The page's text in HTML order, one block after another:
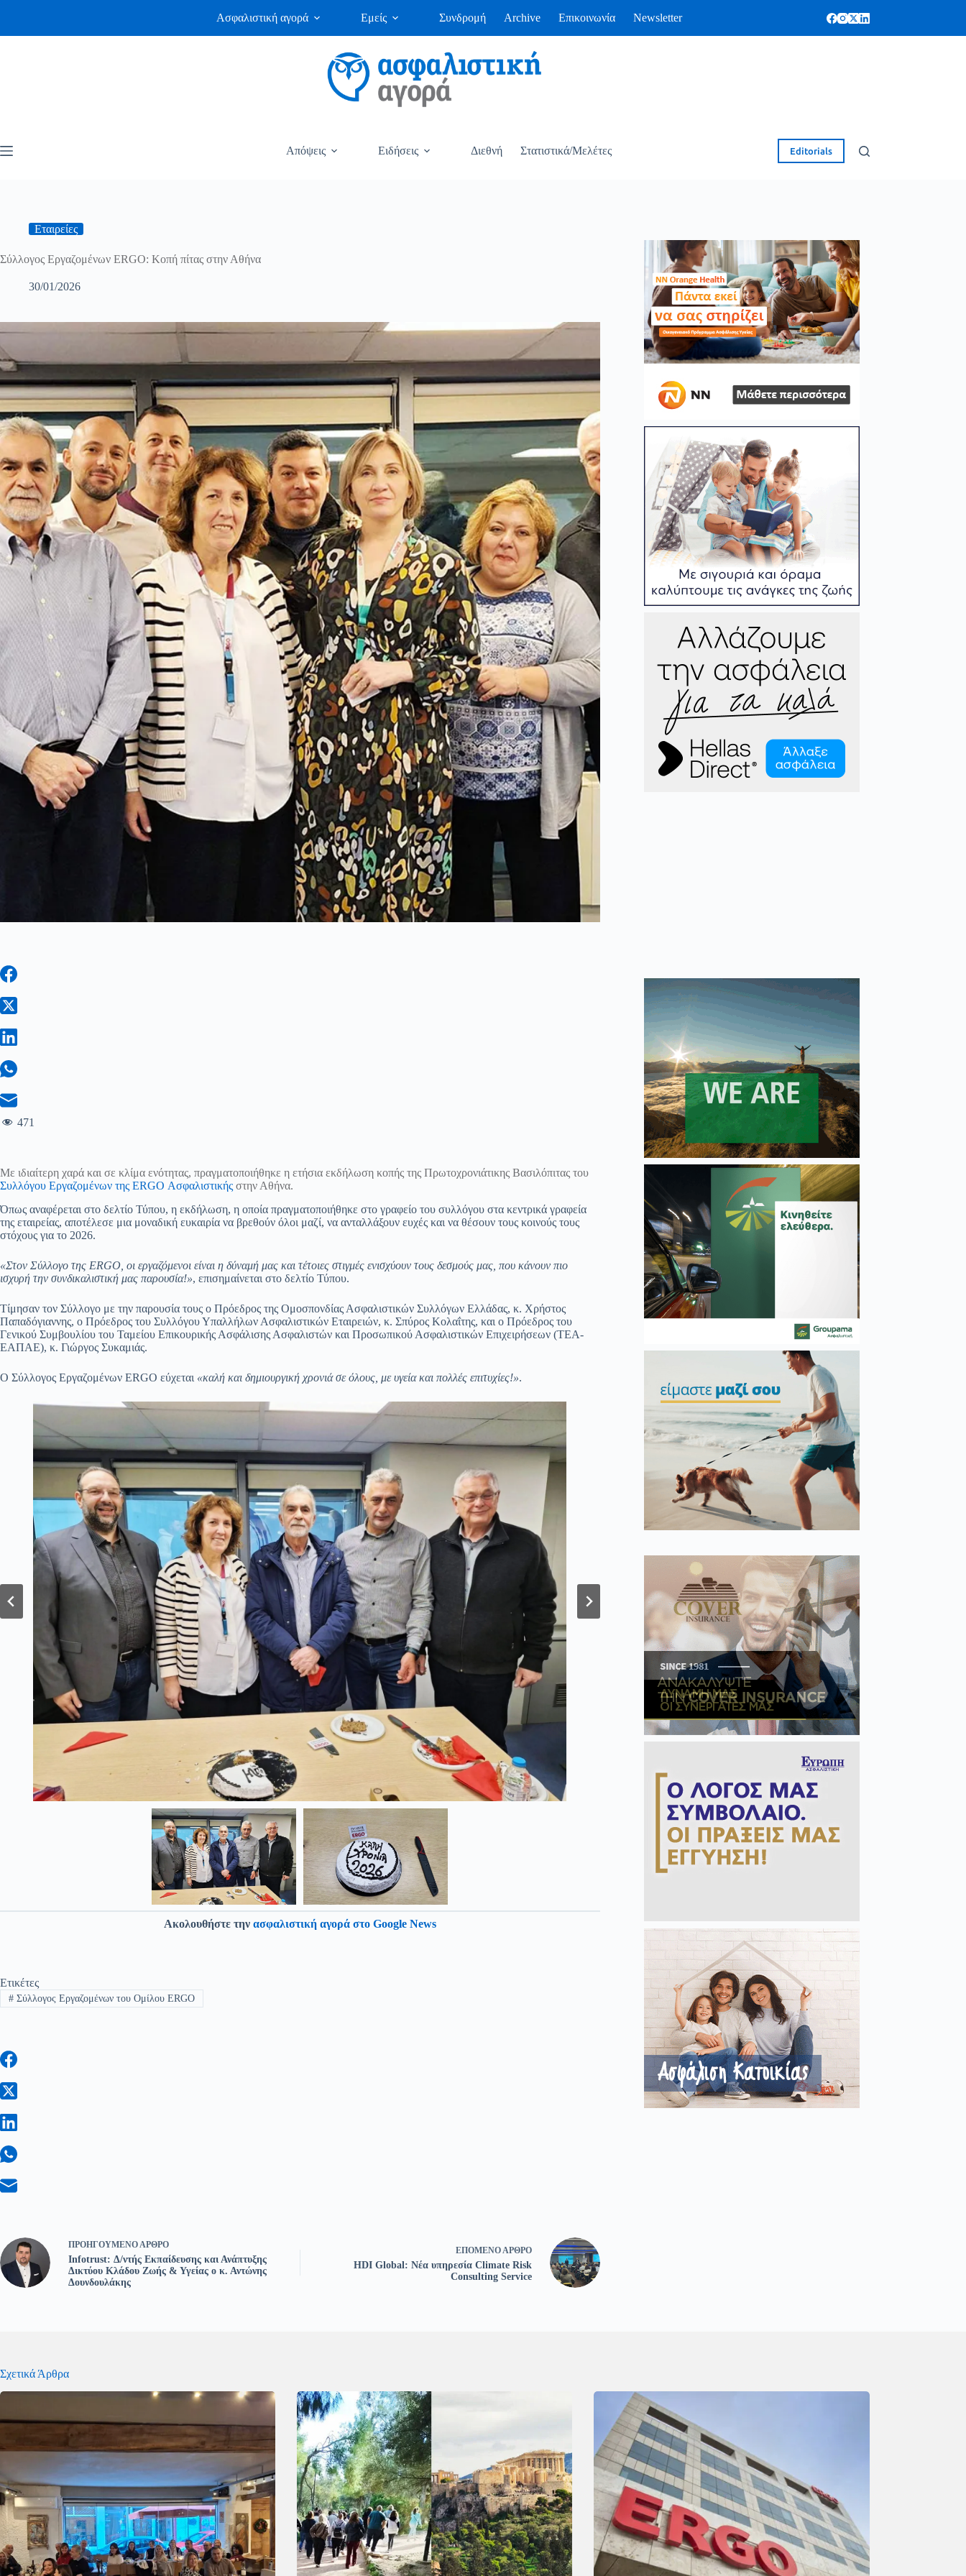
Ασφαλιστική αγορά Εμείς Συνδρομή Archive Επικοινωνία Newsletter
Απόψεις Ειδήσεις Διεθνή Στατιστικά/Μελέτες Editorials
Εταιρείες
Σύλλογος Εργαζομένων ERGO: Κοπή πίτας στην Αθήνα
30/01/2026
471
Με ιδιαίτερη χαρά και σε κλίμα ενότητας, πραγματοποιήθηκε η ετήσια εκδήλωση κοπής της Πρωτοχρονιάτικης Βασιλόπιτας του
Συλλόγου Εργαζομένων της ERGO Ασφαλιστικής στην Αθήνα.
Όπως αναφέρεται στο δελτίο Τύπου, η εκδήλωση, η οποία πραγματοποιήθηκε στο γραφείο του συλλόγου στα κεντρικά γραφεία
της εταιρείας, αποτέλεσε μια μοναδική ευκαιρία να βρεθούν όλοι μαζί, να ανταλλάξουν ευχές και να θέσουν τους κοινούς τους
στόχους για το 2026.
«Στον Σύλλογο της ERGO, οι εργαζόμενοι είναι η δύναμή μας και τέτοιες στιγμές ενισχύουν τους δεσμούς μας, που κάνουν πιο
ισχυρή την συνδικαλιστική μας παρουσία!», επισημαίνεται στο δελτίο Τύπου.
Τίμησαν τον Σύλλογο με την παρουσία τους ο Πρόεδρος της Ομοσπονδίας Ασφαλιστικών Συλλόγων Ελλάδας, κ. Χρήστος
Παπαδόγιαννης, ο Πρόεδρος του Συλλόγου Υπαλλήλων Ασφαλιστικών Εταιρειών, κ. Σπύρος Κολαΐτης, και ο Πρόεδρος του
Γενικού Συμβουλίου του Ταμείου Επικουρικής Ασφάλισης Ασφαλιστών και Προσωπικού Ασφαλιστικών Επιχειρήσεων (ΤΕΑ-
ΕΑΠΑΕ), κ. Γιώργος Συκαμιάς.
Ο Σύλλογος Εργαζομένων ERGO εύχεται «καλή και δημιουργική χρονιά σε όλους, με υγεία και πολλές επιτυχίες!».
Ακολουθήστε την ασφαλιστική αγορά στο Google News
Ετικέτες
#Σύλλογος Εργαζομένων του Ομίλου ERGO
ΠΡΟΗΓΟΎΜΕΝΟ ΆΡΘΡΟ
Infotrust: Δ/ντής Εκπαίδευσης και Ανάπτυξης
Δικτύου Κλάδου Ζωής & Υγείας ο κ. Αντώνης
Δουνδουλάκης
ΕΠΌΜΕΝΟ ΆΡΘΡΟ
HDI Global: Νέα υπηρεσία Climate Risk
Consulting Service
Σχετικά Άρθρα